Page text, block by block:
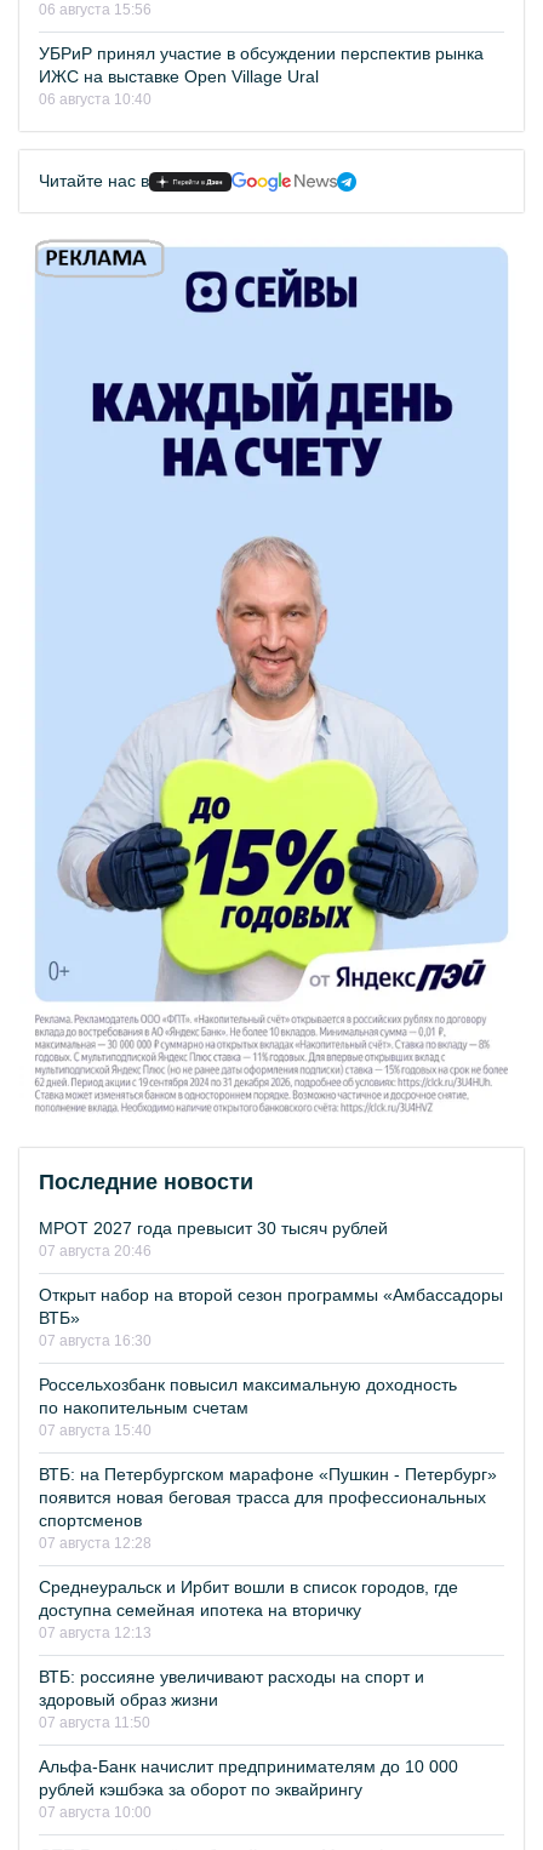
06 августа 15:56
УБРиР принял участие в обсуждении перспектив рынка
ИЖС на выставке Open Village Ural
06 августа 10:40
Читайте нас в
Последние новости
МРОТ 2027 года превысит 30 тысяч рублей
07 августа 20:46
Открыт набор на второй сезон программы «Амбассадоры
ВТБ»
07 августа 16:30
Россельхозбанк повысил максимальную доходность
по накопительным счетам
07 августа 15:40
ВТБ: на Петербургском марафоне «Пушкин - Петербург»
появится новая беговая трасса для профессиональных
спортсменов
07 августа 12:28
Среднеуральск и Ирбит вошли в список городов, где
доступна семейная ипотека на вторичку
07 августа 12:13
ВТБ: россияне увеличивают расходы на спорт и
здоровый образ жизни
07 августа 11:50
Альфа-Банк начислит предпринимателям до 10 000
рублей кэшбэка за оборот по эквайрингу
07 августа 10:00